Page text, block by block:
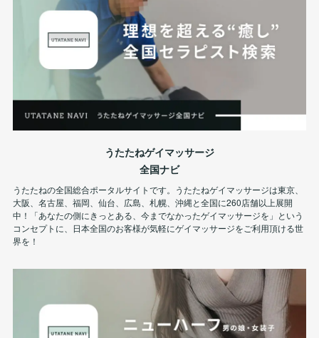
うたたねゲイマッサージ
全国ナビ
うたたねの全国総合ポータルサイトです。うたたねゲイマッサージは東京、
大阪、名古屋、福岡、仙台、広島、札幌、沖縄と全国に260店舗以上展開
中！「あなたの側にきっとある、今までなかったゲイマッサージを」という
コンセプトに、日本全国のお客様が気軽にゲイマッサージをご利用頂ける世
界を！